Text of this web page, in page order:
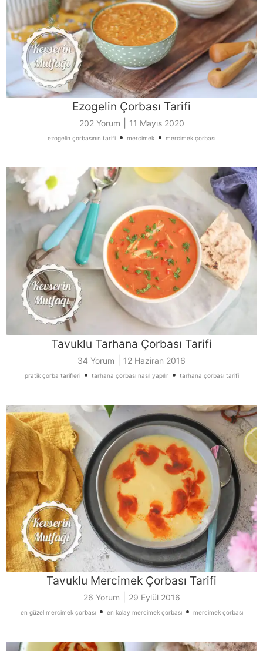
Ezogelin Çorbası Tarifi
202 Yorum 11 Mayıs 2020
ezogelin çorbasının tarifi • mercimek • mercimek çorbası
Tavuklu Tarhana Çorbası Tarifi
34 Yorum 12 Haziran 2016
pratik çorba tarifleri• tarhana çorbası nasıl yapılır• tarhana çorbası tarifi
Tavuklu Mercimek Çorbası Tarifi
26 Yorum 29 Eylül 2016
en güzel mercimek çorbası• en kolay mercimek çorbası• mercimek çorbası